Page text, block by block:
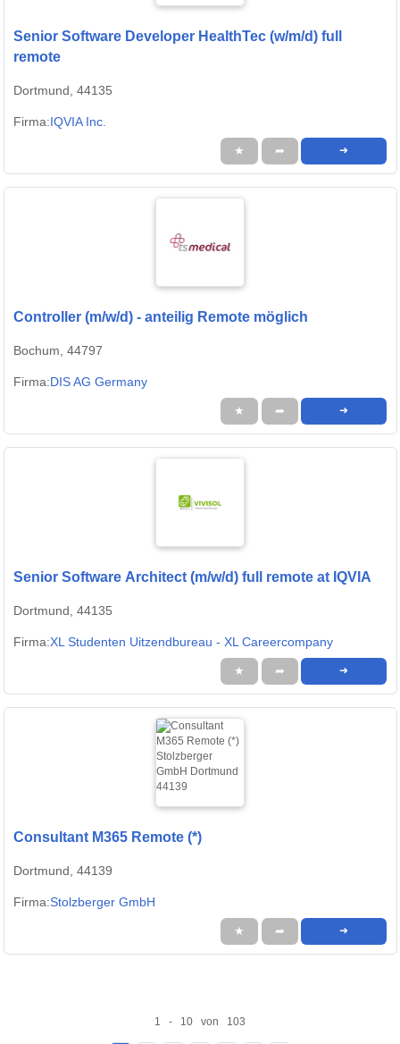
Senior Software Developer HealthTec (w/m/d) full
remote
Dortmund, 44135
Firma:IQVIA Inc.
★ ➦ ➜
Controller (m/w/d) - anteilig Remote möglich
Bochum, 44797
Firma:DIS AG Germany
★ ➦ ➜
Senior Software Architect (m/w/d) full remote at IQVIA
Dortmund, 44135
Firma:XL Studenten Uitzendbureau - XL Careercompany
★ ➦ ➜
Consultant M365 Remote (*)
Dortmund, 44139
Firma:Stolzberger GmbH
★ ➦ ➜
1 - 10 von 103